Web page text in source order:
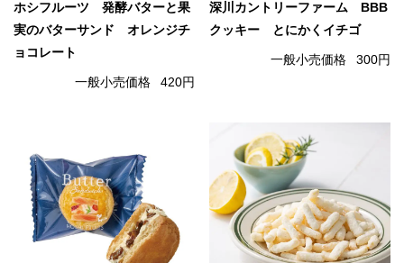
ホシフルーツ 発酵バターと果
実のバターサンド オレンジチ
ョコレート
一般小売価格 420円
深川カントリーファーム BBB
クッキー とにかくイチゴ
一般小売価格 300円